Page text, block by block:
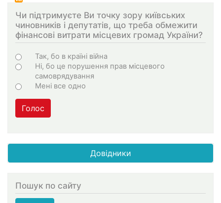
Чи підтримуєте Ви точку зору київських
чиновників і депутатів, що треба обмежити
фінансові витрати місцевих громад України?
Choices
Так, бо в країні війна
Ні, бо це порушення прав місцевого
самоврядування
Мені все одно
Голос
Довідники
Пошук по сайту